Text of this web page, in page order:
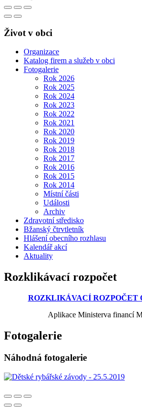
Život v obci
Organizace
Katalog firem a služeb v obci
Fotogalerie
Rok 2026
Rok 2025
Rok 2024
Rok 2023
Rok 2022
Rok 2021
Rok 2020
Rok 2019
Rok 2018
Rok 2017
Rok 2016
Rok 2015
Rok 2014
Místní části
Události
Archiv
Zdravotní středisko
Bžanský čtrvtletník
Hlášení obecního rozhlasu
Kalendář akcí
Aktuality
Rozklikávací rozpočet
ROZKLIKÁVACÍ ROZPOČET
Aplikace Ministerva financí
Fotogalerie
Náhodná fotogalerie